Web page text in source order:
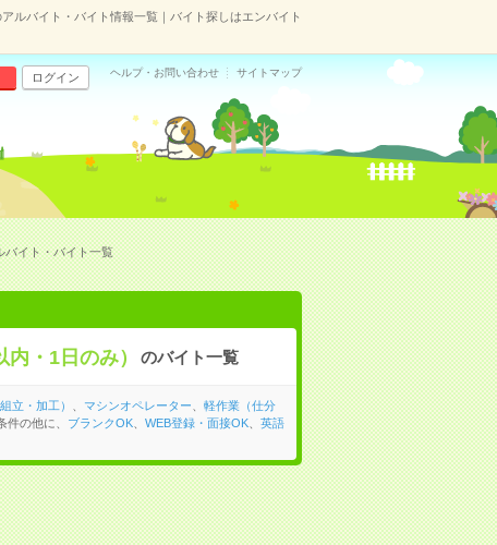
ルバイト・バイト情報一覧｜バイト探しはエンバイト
ログイン ヘルプ・お問い合わせ サイトマップ
バイト・バイト一覧
・1日のみ） のバイト一覧
立・加工） マシンオペレーター
軽作業（仕分
の他に、 ブランクOK、 WEB登録・面接OK、 英語